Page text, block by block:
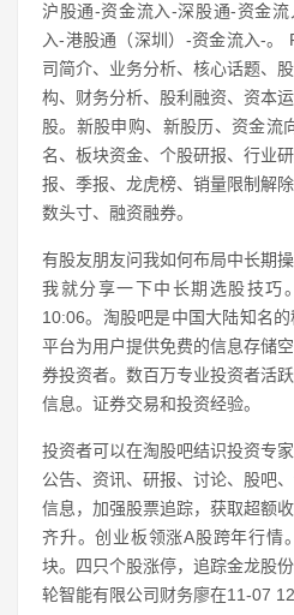
沪股通-资金流入-深股通-资金
入-港股通（深圳）-资金流入-。
司简介、业务分析、核心话题、
构、财务分析、股利融资、资本
股。新股申购、新股历、资金流
名、板块资金、个股研报、行业
报、季报、龙虎榜、销量限制解
数头寸、融资融券。
有股友朋友问我如何布局中长期
我就分享一下中长期选股技巧
10:06。淘股吧是中国大陆知名的
平台为用户提供免费的信息存储
券投资者。数百万专业投资者活
信息。证券交易和投资经验。
投资者可以在淘股吧结识投资专
公告、资讯、研报、讨论、股吧
信息，加强股票追踪，获取超额
齐升。创业板领涨A股跨年行情
块。四只个股涨停，追踪金龙股
轮智能有限公司财务廖在11-07